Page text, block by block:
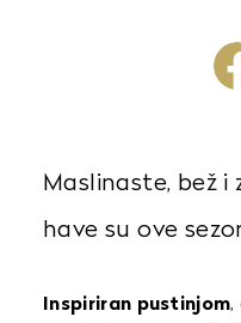
Maslinaste, bež
have su ove
Inspiriran pustinjom,